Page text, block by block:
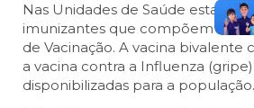
Nas Unidades de Saúde estarão
imunizantes que compõem o
de Vacinação. A vacina bivalente
a vacina contra a Influenza
disponibilizadas para a população.